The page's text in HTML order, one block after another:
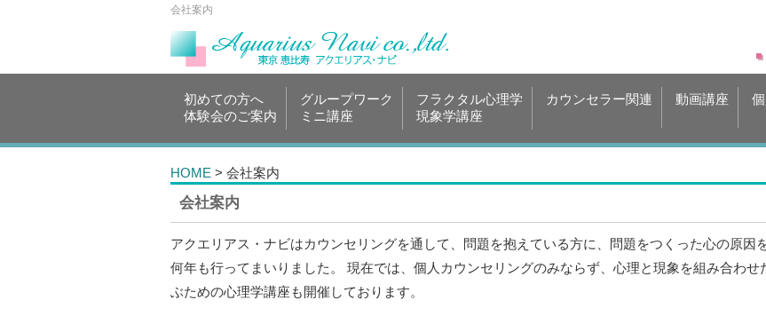
会社案内
初めての方へ
体験会のご案内
グループワーク
ミニ講座
フラクタル心理学
現象学講座
カウンセラー関連 動画講座
HOME > 会社案内
会社案内
アクエリアス・ナビはカウンセリングを通して、問題を抱えている方に、問題をつくった心の原因
何年も行ってまいりました。 現在では、個人カウンセリングのみならず、心理と現象を組み合わ
ぶための心理学講座も開催しております。